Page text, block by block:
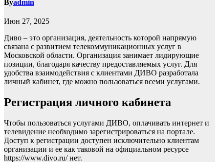
Byadmin
Июн 27, 2025
Диво – это организация, деятельность которой напрямую
связана с развитием телекоммуникационных услуг в
Московской области. Организация занимает лидирующие
позиции, благодаря качеству предоставляемых услуг. Для
удобства взаимодействия с клиентами ДИВО разработала
личный кабинет, где можно пользоваться всеми услугами.
Регистрация личного кабинета
Чтобы пользоваться услугами ДИВО, оплачивать интернет и
телевидение необходимо зарегистрироваться на портале.
Доступ к регистрации доступен исключительно клиентам
организации и ее как таковой на официальном ресурсе
https://www.divo.ru/ нет.